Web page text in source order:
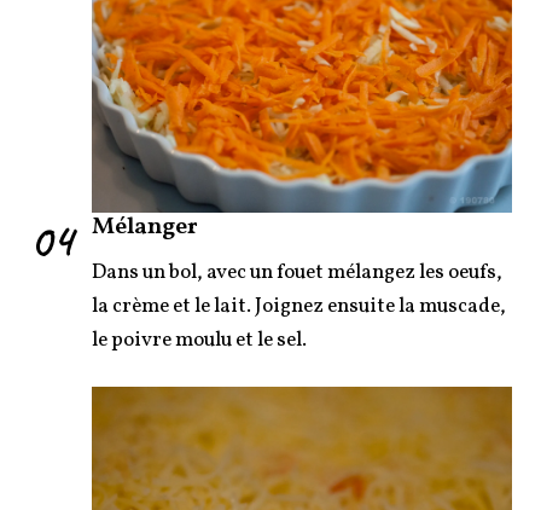
04 Mélanger
Dans un bol, avec un fouet mélangez les oeufs,
la crème et le lait. Joignez ensuite la muscade,
le poivre moulu et le sel.